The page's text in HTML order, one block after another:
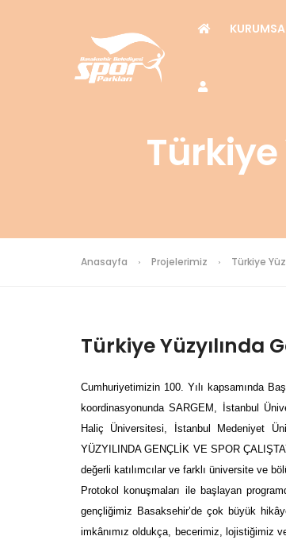
Türkiye
Anasayfa Projelerimiz Türkiye
Türkiye Yüzyılında
Cumhuriyetimizin 100. Yılı kapsamında
koordinasyonunda SARGEM, İstanbul
Haliç Üniversitesi, İstanbul Medeniyet
YÜZYILINDA GENÇLİK VE SPOR
değerli katılımcılar ve farklı üniversite ve
Protokol konuşmaları ile başlayan
gençliğimiz Basaksehir’de çok büyük
imkânımız oldukça, becerimiz, lojistiğimiz